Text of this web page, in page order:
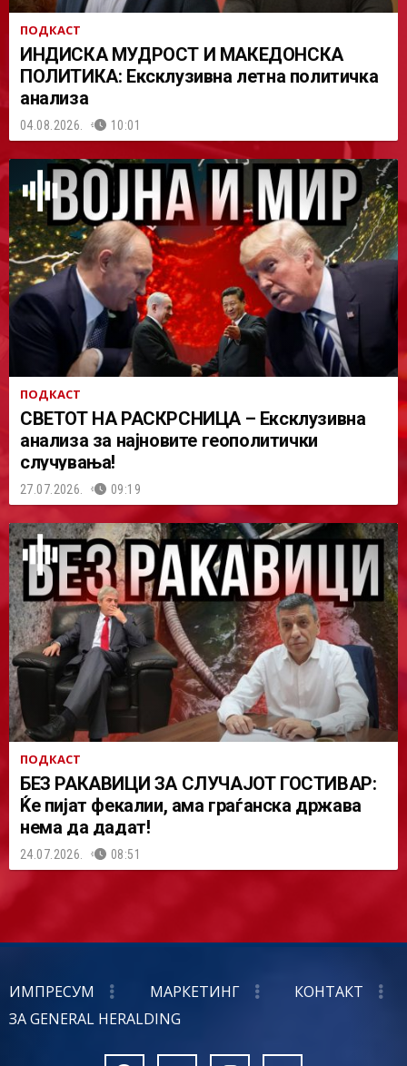
ПОДКАСТ
ИНДИСКА МУДРОСТ И МАКЕДОНСКА
ПОЛИТИКА: Ексклузивна летна политичка
анализа
04.08.2026. 10:01
ПОДКАСТ
СВЕТОТ НА РАСКРСНИЦА – Ексклузивна
анализа за најновите геополитички
случувања!
27.07.2026. 09:19
ПОДКАСТ
БЕЗ РАКАВИЦИ ЗА СЛУЧАЈОТ ГОСТИВАР:
Ќе пијат фекалии, ама граѓанска држава
нема да дадат!
24.07.2026. 08:51
ИМПРЕСУМ МАРКЕТИНГ
КОНТАКТ
ЗА GENERAL HERALDING